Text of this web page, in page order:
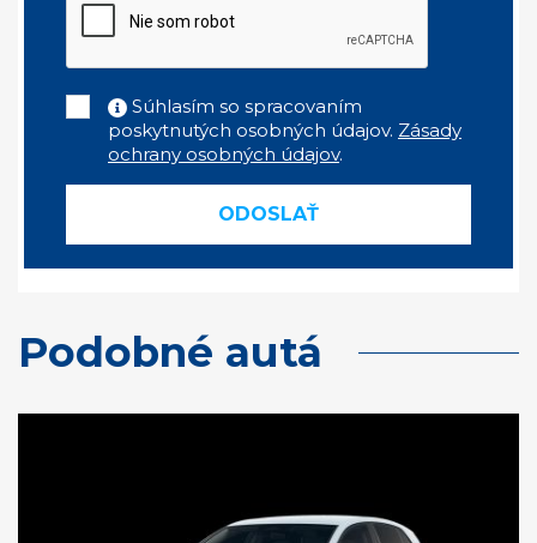
Súhlasím so spracovaním
poskytnutých osobných údajov. Zásady
ochrany osobných údajov.
ODOSLAŤ
Podobné autá